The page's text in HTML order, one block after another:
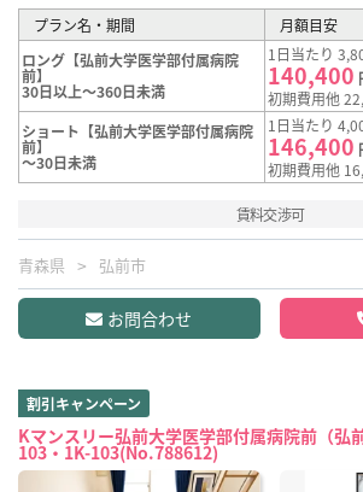
プラン名・期間
月額目安
ロング【弘前大学医学部付属病院
前】
30日以上～360日未満
1日当たり
140,400
初期費用他
ショート【弘前大学医学部付属病院
前】
～30日未満
1日当たり
146,400
初期費用他
賃料交渉可
青森県 弘前市
お問合わせ
割引キャンペーン
Kマンスリー弘前大学医学部付属病院前（弘
103・1K-103(No.788612)